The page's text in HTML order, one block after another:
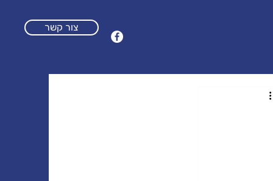
צור קשר